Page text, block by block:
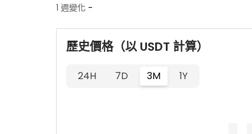
1 週變化 -
歷史價格（以 USDT 計算）
24H 7D 3M 1Y